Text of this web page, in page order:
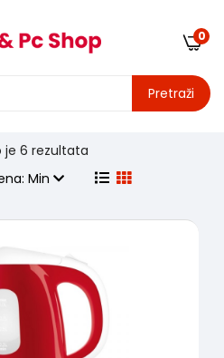
Pretraži
0
je 6 rezultata
Min